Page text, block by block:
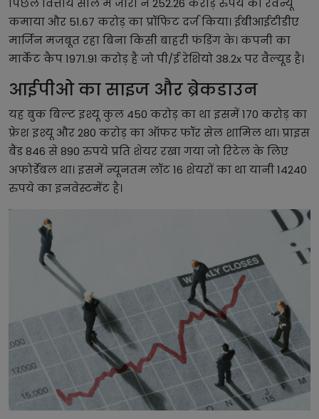
पिछले वित्तीय साल में जारो ने 252.26 करोड़ रुपये का रेवेन्यू
कमाया और 51.67 करोड़ का प्रॉफिट दर्ज किया। ईबीआईटीडीए
मार्जिन मजबूत रहा बिना किसी बाहरी फंडिंग के। कंपनी का
मार्केट कैप 1971.91 करोड़ है जो पी/ई रेशियो 38.2x पर वैल्यूड है।
आईपीओ का साइज और ब्रेकडाउन
यह बुक बिल्ट इश्यू कुल 450 करोड़ का था इसमें 170 करोड़ का
फ्रेश इश्यू और 280 करोड़ का ऑफर फॉर सेल शामिल था। प्राइस
बैंड 846 से 890 रुपये प्रति शेयर रखा गया जो रिटेल के लिए
अफोर्डेबल था। इसमें न्यूनतम लॉट 16 शेयरों का था यानी 14240
रुपये का इनवेस्टमेंट है।